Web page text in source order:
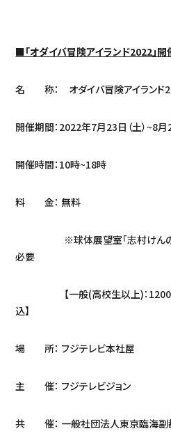
■「オダイバ冒険アイランド2022」
名 称： オダイバ冒険アイランド
開催期間：2022年7月23日（土）~8
開催時間：10時~18時
料 金： 無料
※球体展望室「志村けんの大
必要
【一般(高校生以上)：1200
込】
場 所： フジテレビ本社屋
主 催： フジテレビジョン
共 催： 一般社団法人東京臨海副